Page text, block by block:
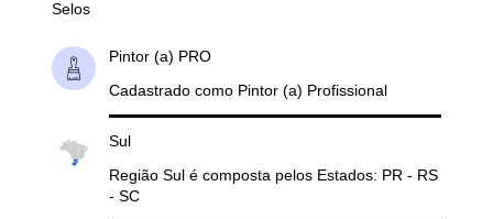
Selos
Pintor (a) PRO
Cadastrado como Pintor (a) Profissional
Sul
Região Sul é composta pelos Estados: PR - RS
- SC